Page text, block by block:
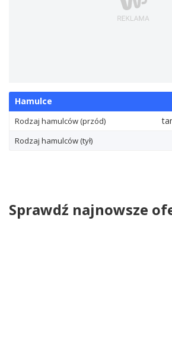
Hamulce
Rodzaj hamulców (przód)
Rodzaj hamulców (tył)
Sprawdź najnowsze